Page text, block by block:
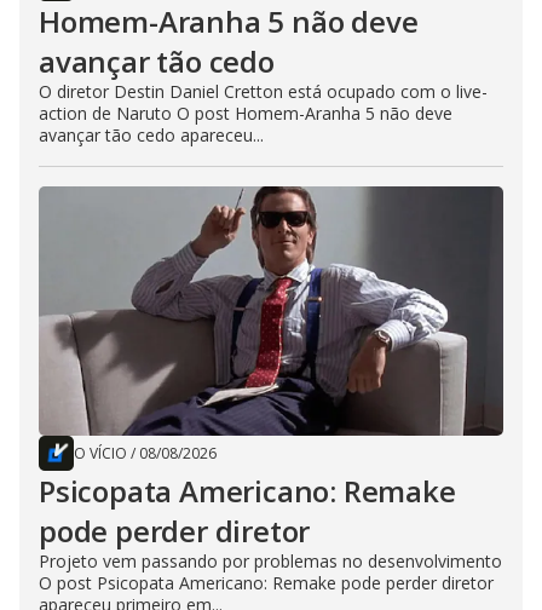
Homem-Aranha 5 não deve
avançar tão cedo
O diretor Destin Daniel Cretton está ocupado com o live-
action de Naruto O post Homem-Aranha 5 não deve
avançar tão cedo apareceu...
O VÍCIO / 08/08/2026
Psicopata Americano: Remake
pode perder diretor
Projeto vem passando por problemas no desenvolvimento
O post Psicopata Americano: Remake pode perder diretor
apareceu primeiro em...